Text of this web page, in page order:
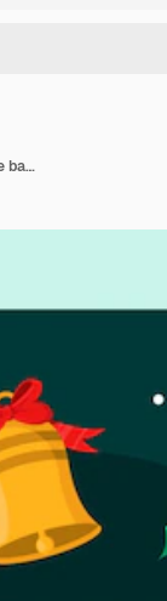
Modelo de cartaz vertical plano para a temporada de Natal com enfeites e bastões de doces